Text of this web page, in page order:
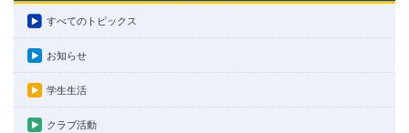
すべてのトピックス
お知らせ
学生生活
クラブ活動